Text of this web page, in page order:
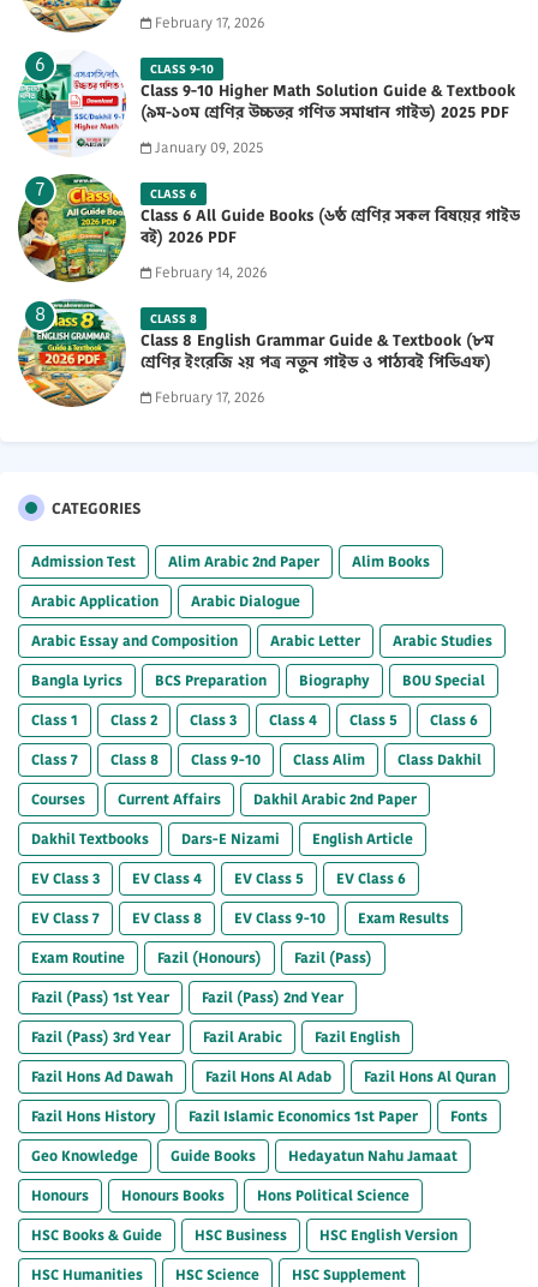
February 17, 2026
CLASS 9-10
Class 9-10 Higher Math Solution Guide & Textbook
(৯ম-১০ম শ্রেণির উচ্চতর গণিত সমাধান গাইড) 2025 PDF
January 09, 2025
CLASS 6
Class 6 All Guide Books (৬ষ্ঠ শ্রেণির সকল বিষয়ের গাইড
বই) 2026 PDF
February 14, 2026
CLASS 8
Class 8 English Grammar Guide & Textbook (৮ম
শ্রেণির ইংরেজি ২য় পত্র নতুন গাইড ও পাঠ্যবই পিডিএফ)
February 17, 2026
CATEGORIES
Admission Test Alim Arabic 2nd Paper
Alim Books
Arabic Application
Arabic Dialogue
Arabic Essay and Composition
Arabic Letter
Arabic Studies
Bangla Lyrics
BCS Preparation Biography
BOU Special
Class 1
Class 2 Class 3 Class 4 Class 5
Class 6
Class 7
Class 8 Class 9-10 Class Alim
Class Dakhil
Courses
Current Affairs
Dakhil Arabic 2nd Paper
Dakhil Textbooks
Dars-E Nizami
English Article
EV Class 3
EV Class 4 EV Class 5
EV Class 6
EV Class 7
EV Class 8 EV Class 9-10
Exam Results
Exam Routine
Fazil (Honours)
Fazil (Pass)
Fazil (Pass) 1st Year
Fazil (Pass) 2nd Year
Fazil (Pass) 3rd Year
Fazil Arabic
Fazil English
Fazil Hons Ad Dawah
Fazil Hons Al Adab
Fazil Hons Al Quran
Fazil Hons History
Fazil Islamic Economics 1st Paper
Fonts
Geo Knowledge
Guide Books
Hedayatun Nahu Jamaat
Honours
Honours Books
Hons Political Science
HSC Books & Guide
HSC Business
HSC English Version
HSC Humanities
HSC Science
HSC Supplement